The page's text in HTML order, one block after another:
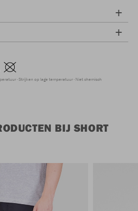
Strijken op lage temperatuur Niet chemisch
BIJ SHORT